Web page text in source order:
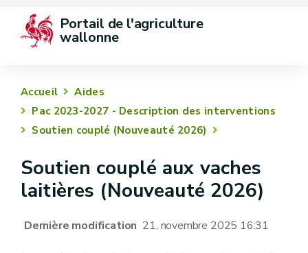
Portail de l'agriculture
wallonne
Accueil
Aides
Pac 2023-2027 - Description des interventions
Soutien couplé (Nouveauté 2026)
Soutien couplé aux vaches
laitières (Nouveauté 2026)
Dernière modification 21, novembre 2025 16:31